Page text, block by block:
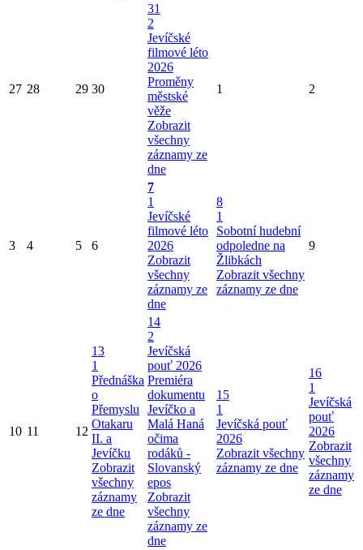
27 28 29 30
31
2
Jevíčské
filmové léto
2026
Proměny
městské
věže
Zobrazit
všechny
záznamy ze
dne
1 2
3 4 5 6
7
1
Jevíčské
filmové léto
2026
Zobrazit
všechny
záznamy ze
dne
8
1
Sobotní hudební
odpoledne na
Žlibkách
Zobrazit všechny
záznamy ze dne
9
10 11 12
13
1
Přednáška
o
Přemyslu
Otakaru
II. a
Jevíčku
Zobrazit
všechny
záznamy
ze dne
14
2
Jevíčská
pouť 2026
Premiéra
dokumentu
Jevíčko a
Malá Haná
očima
rodáků -
Slovanský
epos
Zobrazit
všechny
záznamy ze
dne
15
1
Jevíčská pouť
2026
Zobrazit všechny
záznamy ze dne
16
1
Jevíčská
pouť
2026
Zobrazit
všechny
záznamy
ze dne